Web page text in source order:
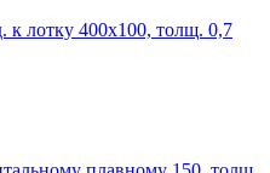
лотку 400х100, толщ. 0,7